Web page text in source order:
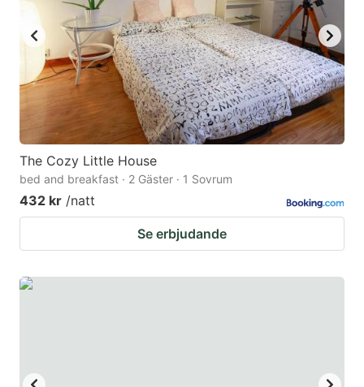
key
to
get
the
keyboard
shortcuts
for
changing
dates.
key
to
get
the
keyboard
shortcuts
changing
The Cozy Little House
bed and breakfast · 2 Gäster · 1 Sovrum
432 kr /natt
Se erbjudande